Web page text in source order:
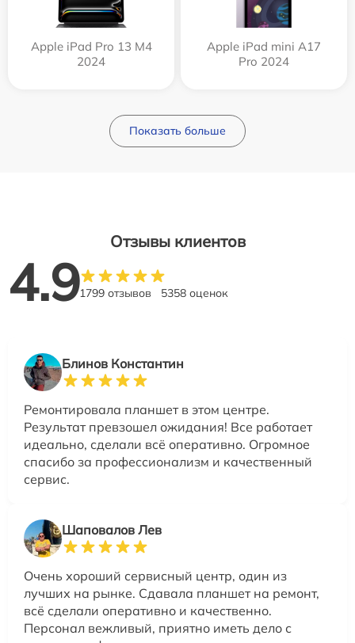
Apple iPad Pro 13 M4
2024
Apple iPad mini A17
Pro 2024
Показать больше
Отзывы клиентов
4.91799 отзывов 5358 оценок
Блинов Константин
Ремонтировала планшет в этом центре.
Результат превзошел ожидания! Все работает
идеально, сделали всё оперативно. Огромное
спасибо за профессионализм и качественный
сервис.
Шаповалов Лев
Очень хороший сервисный центр, один из
лучших на рынке. Сдавала планшет на ремонт,
всё сделали оперативно и качественно.
Персонал вежливый, приятно иметь дело с